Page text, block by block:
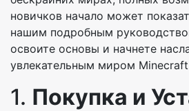
новичков начало может
нашим подробным
освоите основы и начнете
увлекательным миром
1. Покупка и